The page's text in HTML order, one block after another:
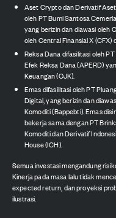
Aset Crypto dan Derivatif
oleh PT Bumi Santosa
yang berizin dan diawasi oleh
oleh Central Finansial X (CFX)
Reksa Dana difasilitasi oleh
Efek Reksa Dana (APERD)
Keuangan (OJK).
Emas difasilitasi oleh PT
Digital, yang berizin dan
Komoditi (Bappebti). Emas
bekerja sama dengan PT
Komoditi dan Derivatif
House (ICH).
Semua investasi mengandung
Kinerja pada masa lalu tidak
expected return, dan proyeksi
ilustrasi.